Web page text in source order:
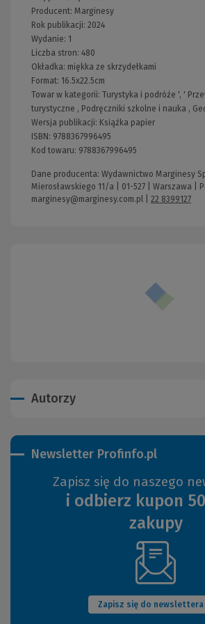
Producent: Marginesy
Rok publikacji: 2024
Wydanie: 1
Liczba stron: 480
Okładka: miękka ze skrzydełkami
Format: 16.5x22.5cm
Towar w kategorii: Turystyka i podróże ', '
turystyczne , Podręczniki szkolne i nauka ,
Wersja publikacji: Książka papier
ISBN: 9788367996495
Kod towaru: 9788367996495
Dane producenta: Wydawnictwo Marginesy
Mierosławskiego 11/a | 01-527 | Warszawa |
marginesy@marginesy.com.pl
22 8399127
Autorzy
Newsletter Profinfo.pl
Zapisz się do naszego
i odbierz kupon 50
zakupy
Zapisz się do newslettera
(Nowe
okno)